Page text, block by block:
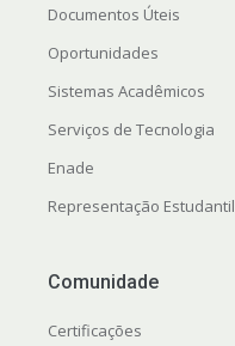
Documentos Úteis
Oportunidades
Sistemas Acadêmicos
Serviços de Tecnologia
Enade
Representação Estudantil
Comunidade
Certificações